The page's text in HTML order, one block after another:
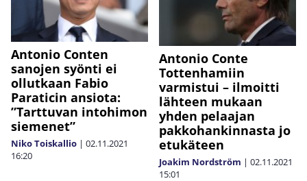
Antonio Conten
sanojen syönti ei
ollutkaan Fabio
Paraticin ansiota:
”Tarttuvan intohimon
siemenet”
Niko Toiskallio | 02.11.2021
16:20
Antonio Conte
Tottenhamiin
varmistui – ilmoitti
lähteen mukaan
yhden pelaajan
pakkohankinnasta jo
etukäteen
Joakim Nordström | 02.11.2021
15:01